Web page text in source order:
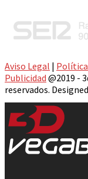
Aviso Legal | Política
Publicidad @2019 -
reservados.